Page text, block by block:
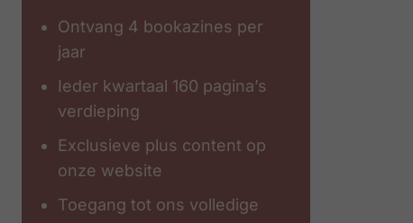
Ontvang 4 bookazines per
jaar
Ieder kwartaal 160 pagina’s
verdieping
Exclusieve plus content op
onze website
Toegang tot ons volledige